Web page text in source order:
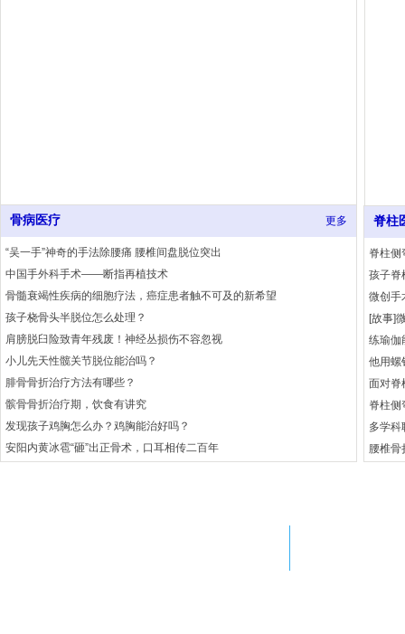
骨病医疗 更多
“吴一手”神奇的手法除腰痛 腰椎间盘脱位突出
中国手外科手术——断指再植技术
骨髓衰竭性疾病的细胞疗法，癌症患者触不可及的新希望
孩子桡骨头半脱位怎么处理？
肩膀脱臼险致青年残废！神经丛损伤不容忽视
小儿先天性髋关节脱位能治吗？
腓骨骨折治疗方法有哪些？
髌骨骨折治疗期，饮食有讲究
发现孩子鸡胸怎么办？鸡胸能治好吗？
安阳内黄冰雹“砸”出正骨术，口耳相传二百年
脊柱
脊柱侧
孩子脊
微创手
[故事]
面对脊
脊柱侧
多学科
腰椎